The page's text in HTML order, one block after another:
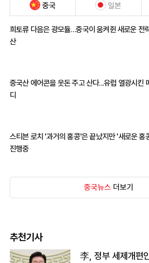
중국 일본
희토류 다음은 광모듈…중국이 움켜쥔 새로운 전
산
중국산 에어콘을 웃돈 주고 산다...유럽 열광시킨
디
스티븐 로치 '과거의 홍콩'은 끝났지만 '새로운 홍
진행중
중국뉴스 더보기
추천기사
李, 정부 세제개편